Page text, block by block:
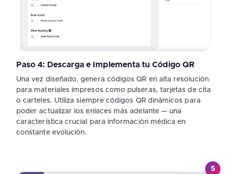
Paso 4: Descarga e Implementa tu Código QR
Una vez diseñado, genera códigos QR en alta resolución
para materiales impresos como pulseras, tarjetas de cita
o carteles. Utiliza siempre códigos QR dinámicos para
poder actualizar los enlaces más adelante — una
característica crucial para información médica en
constante evolución.
5